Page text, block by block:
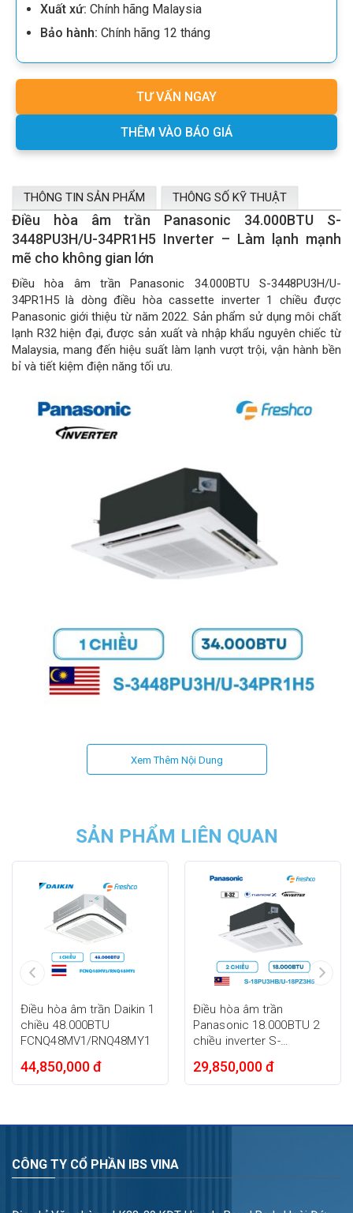
Xuất xứ: Chính hãng Malaysia
Bảo hành: Chính hãng 12 tháng
TƯ VẤN NGAY
THÊM VÀO BÁO GIÁ
THÔNG TIN SẢN PHẨM THÔNG SỐ KỸ THUẬT
Điều hòa âm trần Panasonic 34.000BTU S-
3448PU3H/U-34PR1H5 Inverter – Làm lạnh mạnh
mẽ cho không gian lớn
Điều hòa âm trần Panasonic 34.000BTU S-3448PU3H/U-
34PR1H5 là dòng điều hòa cassette inverter 1 chiều được
Panasonic giới thiệu từ năm 2022. Sản phẩm sử dụng môi chất
lạnh R32 hiện đại, được sản xuất và nhập khẩu nguyên chiếc từ
Malaysia, mang đến hiệu suất làm lạnh vượt trội, vận hành bền
bỉ và tiết kiệm điện năng tối ưu.
34PR1H5
Với thiết kế tinh tế cùng nhiều công nghệ tiên tiến, model này là
Thiết kế âm trần tinh tế, phù hợp không gian hiện
đại
Điều hòa cassette Panasonic S-3448PU3H/U-34PR1H5 sở hữu
thiết kế gọn gàng với gam màu trang nhã, dễ dàng hài hòa với
nhiều phong cách nội thất hiện đại.
Công suất 34.000BTU (tương đương 4HP) giúp thiết bị vận hành
hiệu quả trong những không gian có diện tích khoảng 50 –
60m², đáp ứng tốt nhu cầu làm mát tại các khu vực có trần cao
diện tích lắp đặt, tạo cảm giác không gian thông thoáng và
thẩm mỹ hơn so với các dòng điều hòa treo tường truyền
thống.
Làm lạnh nhanh với hệ thống thổi gió 4 hướng
Xem Thêm Nội Dung
SẢN PHẨM LIÊN QUAN
Điều hòa âm trần Daikin 1
chiều 48.000BTU
FCNQ48MV1/RNQ48MY1
44,850,000 đ
Điều hòa âm trần
Panasonic 18.000BTU 2
chiều inverter S-
29,850,000 đ
CÔNG TY CỔ PHẦN IBS VINA